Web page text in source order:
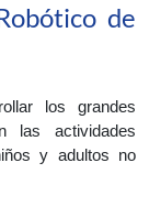
de
los grandes
las actividades
y adultos no